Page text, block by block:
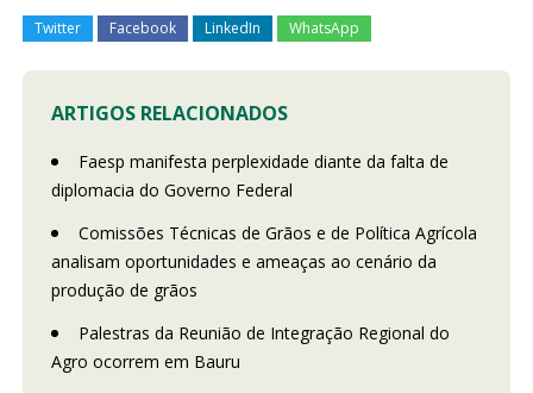
Twitter Facebook LinkedIn WhatsApp
ARTIGOS RELACIONADOS
Faesp manifesta perplexidade diante da falta de
diplomacia do Governo Federal
Comissões Técnicas de Grãos e de Política Agrícola
analisam oportunidades e ameaças ao cenário da
produção de grãos
Palestras da Reunião de Integração Regional do
Agro ocorrem em Bauru